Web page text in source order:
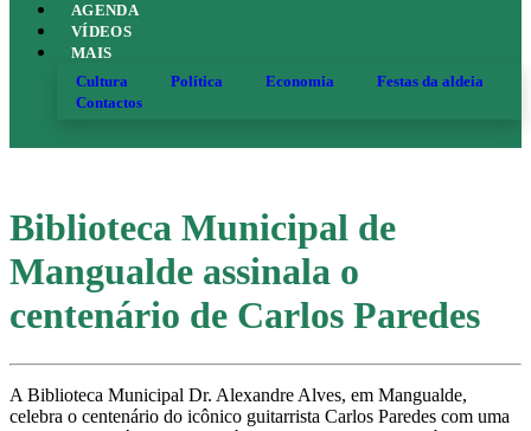
AGENDA
VÍDEOS
MAIS
Cultura
Política Economia
Festas da aldeia
Contactos
Biblioteca Municipal de
Mangualde assinala o
centenário de Carlos Paredes
A Biblioteca Municipal Dr. Alexandre Alves, em Mangualde,
celebra o centenário do icônico guitarrista Carlos Paredes com uma